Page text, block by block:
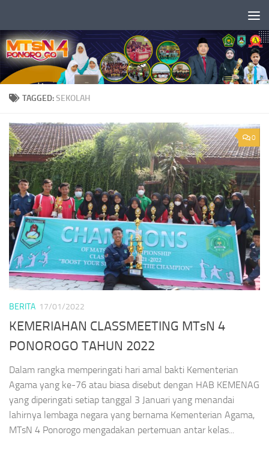
TAGGED:SEKOLAH
0
BERITA 17/01/2022
KEMERIAHAN CLASSMEETING MTsN 4
PONOROGO TAHUN 2022
Dalam rangka memperingati hari amal bakti Kementerian
Agama yang ke-76 atau biasa disebut dengan HAB KEMENAG
yang diperingati setiap tanggal 3 Januari yang menandai
lahirnya lembaga negara yang bernama Kementerian Agama,
MTsN 4 Ponorogo mengadakan pertemuan antar kelas...